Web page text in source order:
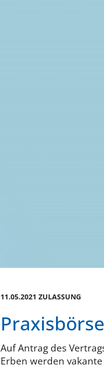
11.05.2021 ZULASSUNG
Praxisbörse
Auf Antrag des
Erben werden